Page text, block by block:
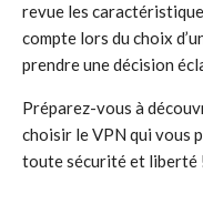
revue les
compte lors du choix
prendre une décision
Préparez-vous à
choisir le VPN qui vous
toute sécurité et liberté